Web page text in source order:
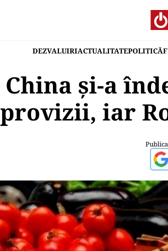
DEZVALUIRIACTUALITATEPOLITICĂ
China și-a
provizii, iar